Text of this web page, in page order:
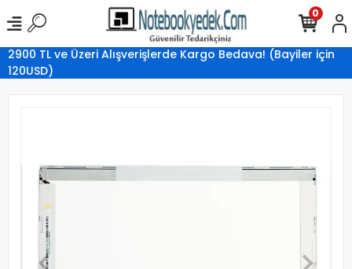
2900 TL ve Üzeri Alışverişlerde Kargo Bedava! (Bayiler için
120USD)
0